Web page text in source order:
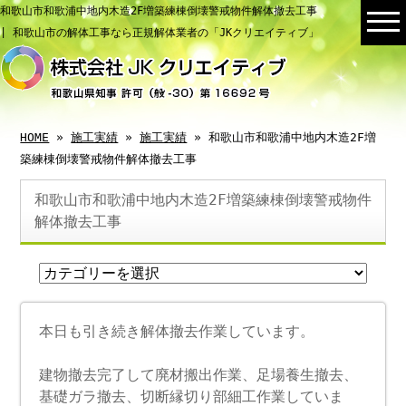
和歌山市和歌浦中地内木造2F増築練棟倒壊警戒物件解体撤去工事
| 和歌山市の解体工事なら正規解体業者の「JKクリエイティブ」
HOME »施工実績 »施工実績 » 和歌山市和歌浦中地内木造2F増
築練棟倒壊警戒物件解体撤去工事
和歌山市和歌浦中地内木造2F増築練棟倒壊警戒物件
解体撤去工事
本日も引き続き解体撤去作業しています。
建物撤去完了して廃材搬出作業、足場養生撤去、
基礎ガラ撤去、切断縁切り部細工作業していま